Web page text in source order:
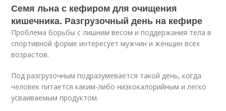
Семя льна с кефиром для очищения
кишечника. Разгрузочный день на кефире
Проблема борьбы с лишним весом и поддержания тела в
спортивной форме интересует мужчин и женщин всех
возрастов.
Под разгрузочным подразумевается такой день, когда
человек питается каким-либо низкокалорийным и легко
усваиваемым продуктом.